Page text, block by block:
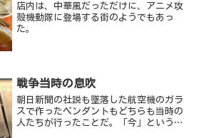
店内は、中華風だっただけに、アニメ攻
殻機動隊に登場する街のようでもあっ
た。
戦争当時の息吹
朝日新聞の社説も墜落した航空機のガラ
スで作ったペンダントもどちらも当時の
人たちが行ったことだ。「今」という時